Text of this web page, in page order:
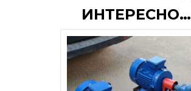
ИНТЕРЕСНО…